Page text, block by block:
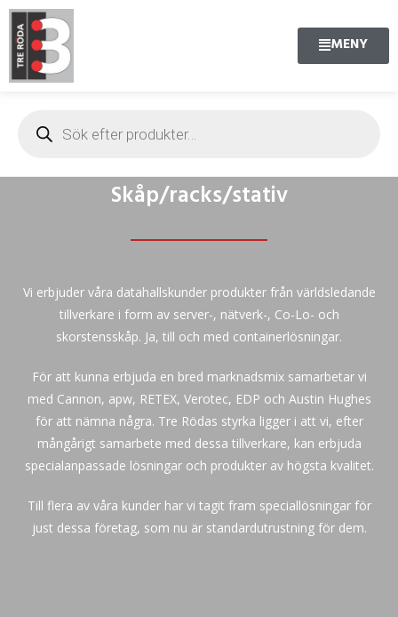
MENY
Skåp/racks/stativ
Vi erbjuder våra datahallskunder produkter från världsledande
tillverkare i form av server-, nätverk-, Co-Lo- och
skorstensskåp. Ja, till och med containerlösningar.
För att kunna erbjuda en bred marknadsmix samarbetar vi
med Cannon, apw, RETEX, Verotec, EDP och Austin Hughes
för att nämna några. Tre Rödas styrka ligger i att vi, efter
mångårigt samarbete med dessa tillverkare, kan erbjuda
specialanpassade lösningar och produkter av högsta kvalitet.
Till flera av våra kunder har vi tagit fram speciallösningar för
just dessa företag, som nu är standardutrustning för dem.